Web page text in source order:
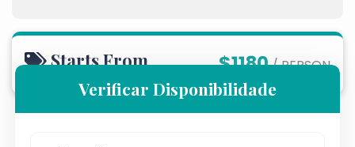
Starts From $1180/ PERSON
Verificar Disponibilidade